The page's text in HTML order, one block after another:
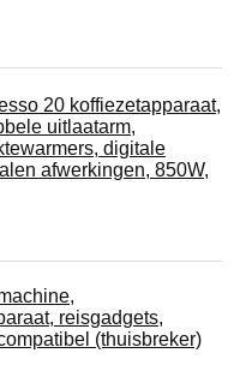
20 koffiezetapparaat,
uitlaatarm,
digitale
afwerkingen, 850W,
reisgadgets,
(thuisbreker)